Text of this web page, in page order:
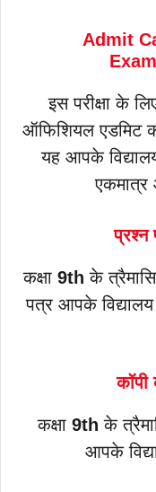
Admit
इस परीक्षा के
ऑफिशियल एडमिट
यह आपके
एकमात्र
प्रश्न
कक्षा9th के
पत्र आपके
कॉपी
कक्षा 9th के
आपके